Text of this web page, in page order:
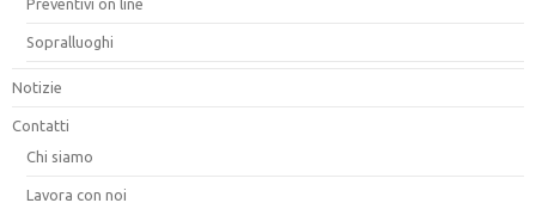
Preventivi on line
Sopralluoghi
Notizie
Contatti
Chi siamo
Lavora con noi